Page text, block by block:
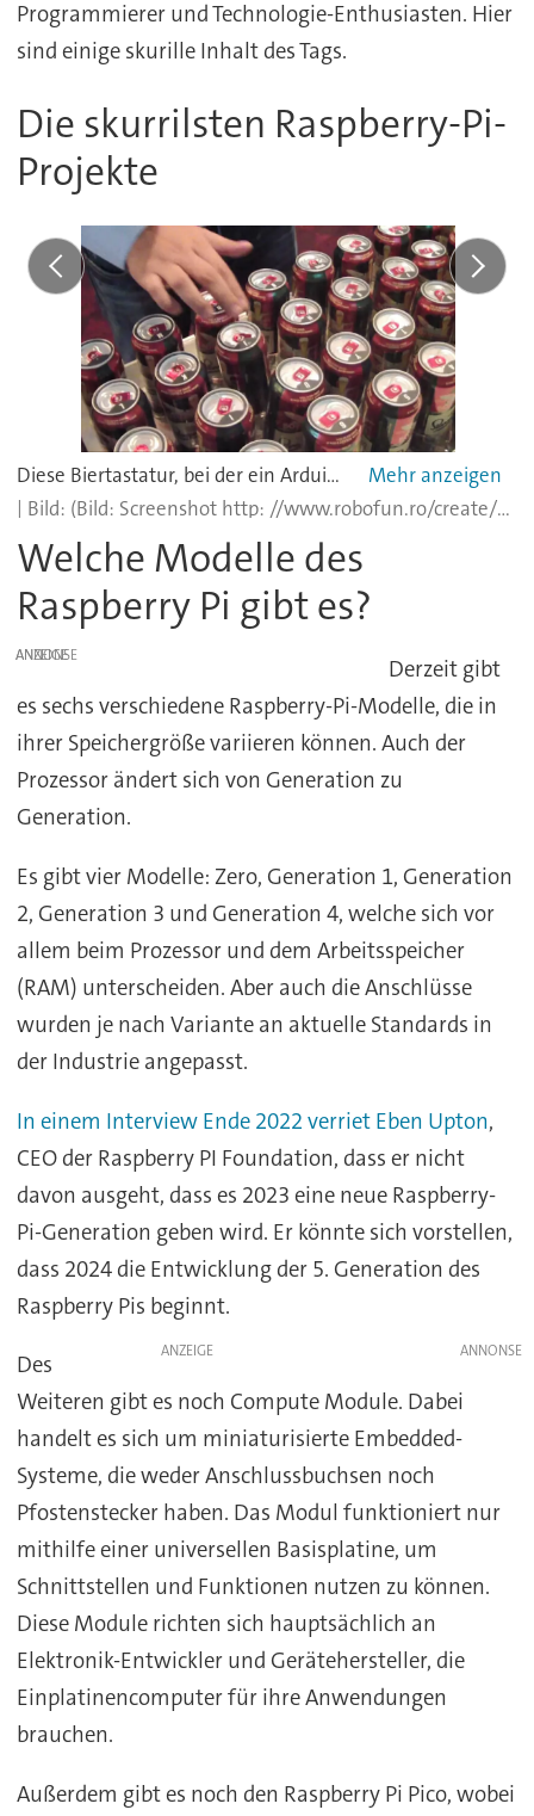
Programmierer und Technologie-Enthusiasten. Hier
sind einige skurille Inhalt des Tags.
Die skurrilsten Raspberry-Pi-
Projekte
Diese Biertastatur, bei der ein Arduino-Mikrocontroller-Board und ein Raspberry Pi zum Einsatz kamen, braucht die Welt nicht. Die Frustration bei Fehlfunktionen des Boards lässt sich jedoch entsprechend schnell durch Austrinken von Tasten beheben. Zweck des Gadgets war die Werbeaktion einer tschechischen Brauerei.
(Bild: Screenshot http: //www.robofun.ro/create/beer-keyboard/)
Welche Modelle des
Raspberry Pi gibt es?
ANZEIGE
Derzeit gibt
es sechs verschiedene Raspberry-Pi-Modelle, die in
ihrer Speichergröße variieren können. Auch der
Prozessor ändert sich von Generation zu
Generation.
Es gibt vier Modelle: Zero, Generation 1, Generation
2, Generation 3 und Generation 4, welche sich vor
allem beim Prozessor und dem Arbeitsspeicher
(RAM) unterscheiden. Aber auch die Anschlüsse
wurden je nach Variante an aktuelle Standards in
der Industrie angepasst.
In einem Interview Ende 2022 verriet Eben Upton,
CEO der Raspberry PI Foundation, dass er nicht
davon ausgeht, dass es 2023 eine neue Raspberry-
Pi-Generation geben wird. Er könnte sich vorstellen,
dass 2024 die Entwicklung der 5. Generation des
Raspberry Pis beginnt.
ANZEIGE
Des
Weiteren gibt es noch Compute Module. Dabei
handelt es sich um miniaturisierte Embedded-
Systeme, die weder Anschlussbuchsen noch
Pfostenstecker haben. Das Modul funktioniert nur
mithilfe einer universellen Basisplatine, um
Schnittstellen und Funktionen nutzen zu können.
Diese Module richten sich hauptsächlich an
Elektronik-Entwickler und Gerätehersteller, die
Einplatinencomputer für ihre Anwendungen
brauchen.
Außerdem gibt es noch den Raspberry Pi Pico, wobei